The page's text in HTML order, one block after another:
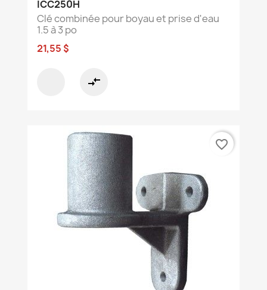
ICC250H
Clé combinée pour boyau et prise d'eau
1.5 à 3 po
21,55 $
compare_arrows
favorite_border